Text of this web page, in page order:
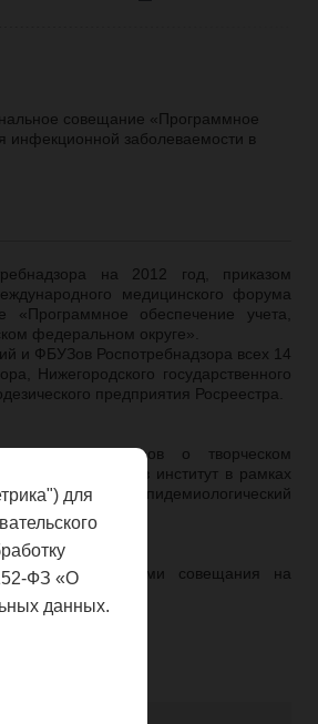
совещание «Программное
инфекционной заболеваемости в
на 2012 год, приказом
медицинского форума
обеспечение учета,
федеральном округе».
и ФБУЗов Роспотребнадзора всех 14
Нижегородского государственного
предприятия Росреестра.
и договоров о творческом
округа в институт в рамках
электронный эпидемиологический
материалами совещания на
институте.
для
ФЗ «О
данных.